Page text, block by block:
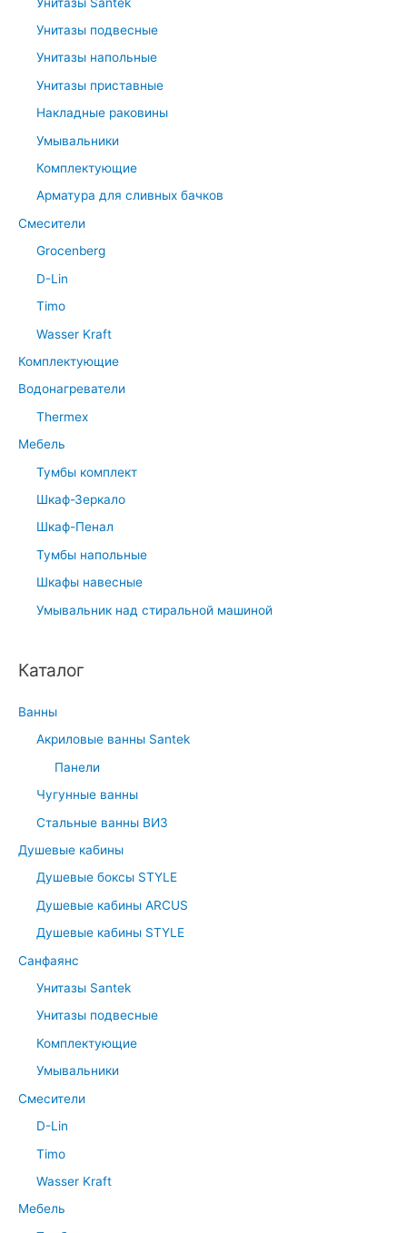
Унитазы подвесные
Унитазы напольные
Унитазы приставные
Накладные раковины
Умывальники
Комплектующие
Арматура для сливных бачков
Смесители
Grocenberg
D-Lin
Timo
Wasser Kraft
Комплектующие
Водонагреватели
Thermex
Мебель
Тумбы комплект
Шкаф-Зеркало
Шкаф-Пенал
Тумбы напольные
Шкафы навесные
Умывальник над стиральной машиной
Каталог
Ванны
Акриловые ванны Santek
Панели
Чугунные ванны
Стальные ванны ВИЗ
Душевые кабины
Душевые боксы STYLE
Душевые кабины ARCUS
Душевые кабины STYLE
Санфаянс
Унитазы Santek
Унитазы подвесные
Комплектующие
Умывальники
Смесители
D-Lin
Timo
Wasser Kraft
Мебель